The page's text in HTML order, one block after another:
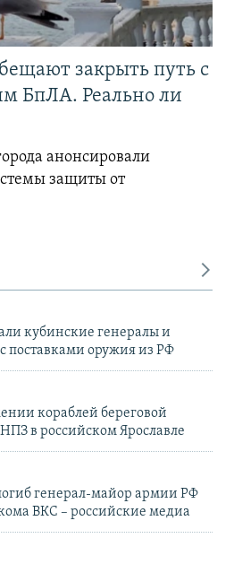
закрыть путь с
БпЛА. Реально ли
анонсировали
защиты от
кубинские генералы и
поставками оружия из РФ
кораблей береговой
в российском Ярославле
генерал-майор армии РФ
ВКС – российские медиа